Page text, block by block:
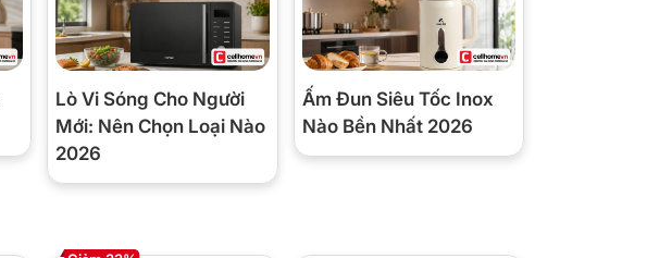
Lò Vi Sóng Cho Người
Mới: Nên Chọn Loại Nào
2026
Ấm Đun Siêu Tốc Inox
Nào Bền Nhất 2026